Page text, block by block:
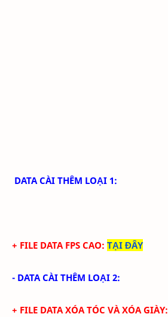
DATA CÀI THÊM LOẠI 1:
+ FILE DATA FPS CAO: TẠI ĐÂY
- DATA CÀI THÊM LOẠI 2:
+ FILE DATA XÓA TÓC VÀ XÓA GIÀY: